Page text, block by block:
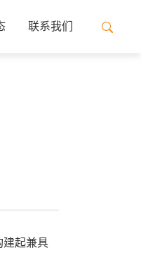
联系我们
建起兼具